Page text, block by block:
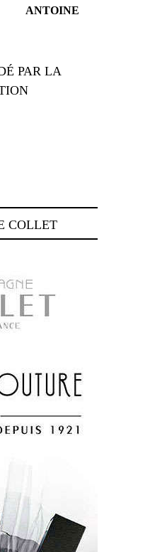
ANTOINE
PAR LA
COLLET